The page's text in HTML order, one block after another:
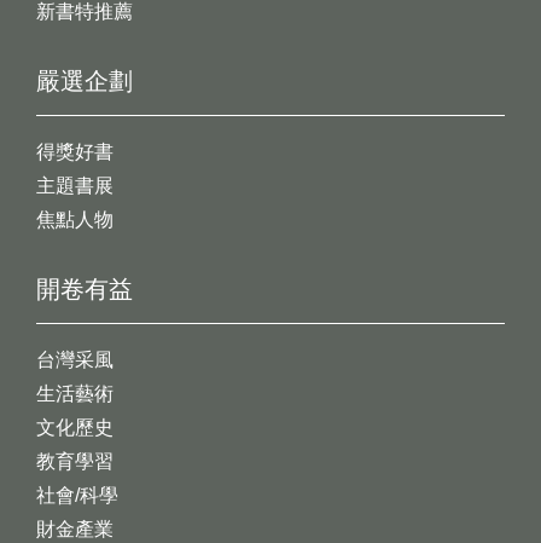
新書特推薦
開卷有益
台灣采風
生活藝術
文化歷史
教育學習
社會/科學
財金產業
嚴選企劃
得獎好書
主題書展
焦點人物